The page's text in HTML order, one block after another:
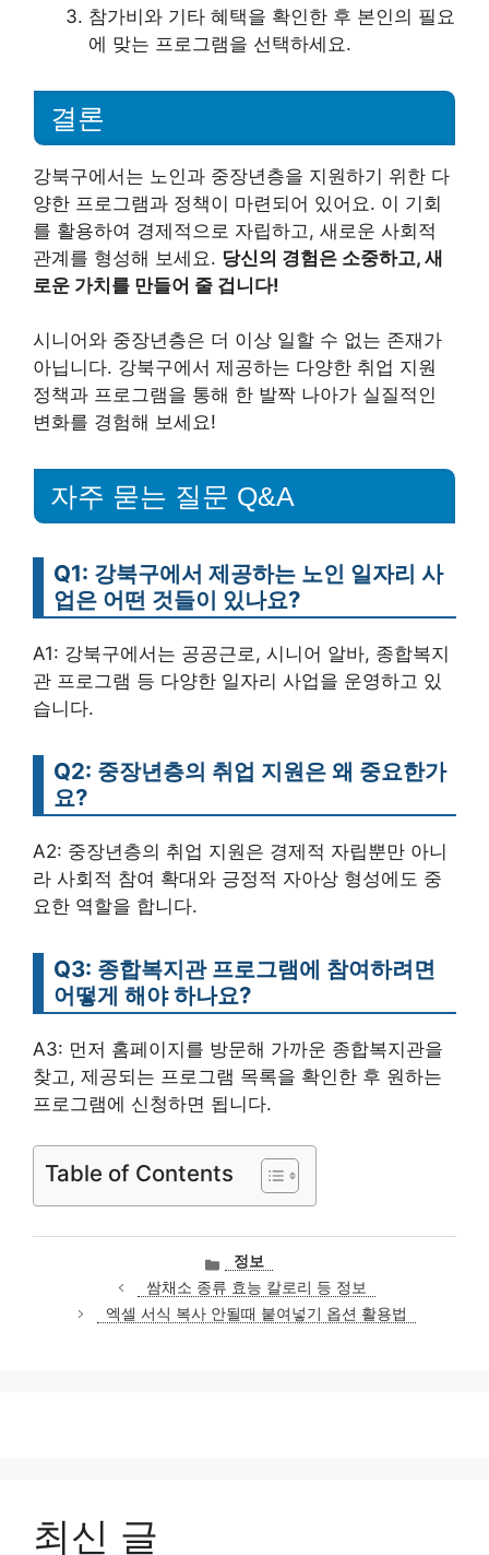
참가비와 기타 혜택을 확인한 후 본인의 필요
에 맞는 프로그램을 선택하세요.
결론
강북구에서는 노인과 중장년층을 지원하기 위한 다
양한 프로그램과 정책이 마련되어 있어요. 이 기회
를 활용하여 경제적으로 자립하고, 새로운 사회적
관계를 형성해 보세요. 당신의 경험은 소중하고, 새
로운 가치를 만들어 줄 겁니다!
시니어와 중장년층은 더 이상 일할 수 없는 존재가
아닙니다. 강북구에서 제공하는 다양한 취업 지원
정책과 프로그램을 통해 한 발짝 나아가 실질적인
변화를 경험해 보세요!
자주 묻는 질문 Q&A
Q1: 강북구에서 제공하는 노인 일자리 사
업은 어떤 것들이 있나요?
A1: 강북구에서는 공공근로, 시니어 알바, 종합복지
관 프로그램 등 다양한 일자리 사업을 운영하고 있
습니다.
Q2: 중장년층의 취업 지원은 왜 중요한가
요?
A2: 중장년층의 취업 지원은 경제적 자립뿐만 아니
라 사회적 참여 확대와 긍정적 자아상 형성에도 중
요한 역할을 합니다.
Q3: 종합복지관 프로그램에 참여하려면
어떻게 해야 하나요?
A3: 먼저 홈페이지를 방문해 가까운 종합복지관을
찾고, 제공되는 프로그램 목록을 확인한 후 원하는
프로그램에 신청하면 됩니다.
Table of Contents
카
테
고
리
정보
쌈채소 종류 효능 칼로리 등 정보
엑셀 서식 복사 안될때 붙여넣기 옵션 활용법
최신 글